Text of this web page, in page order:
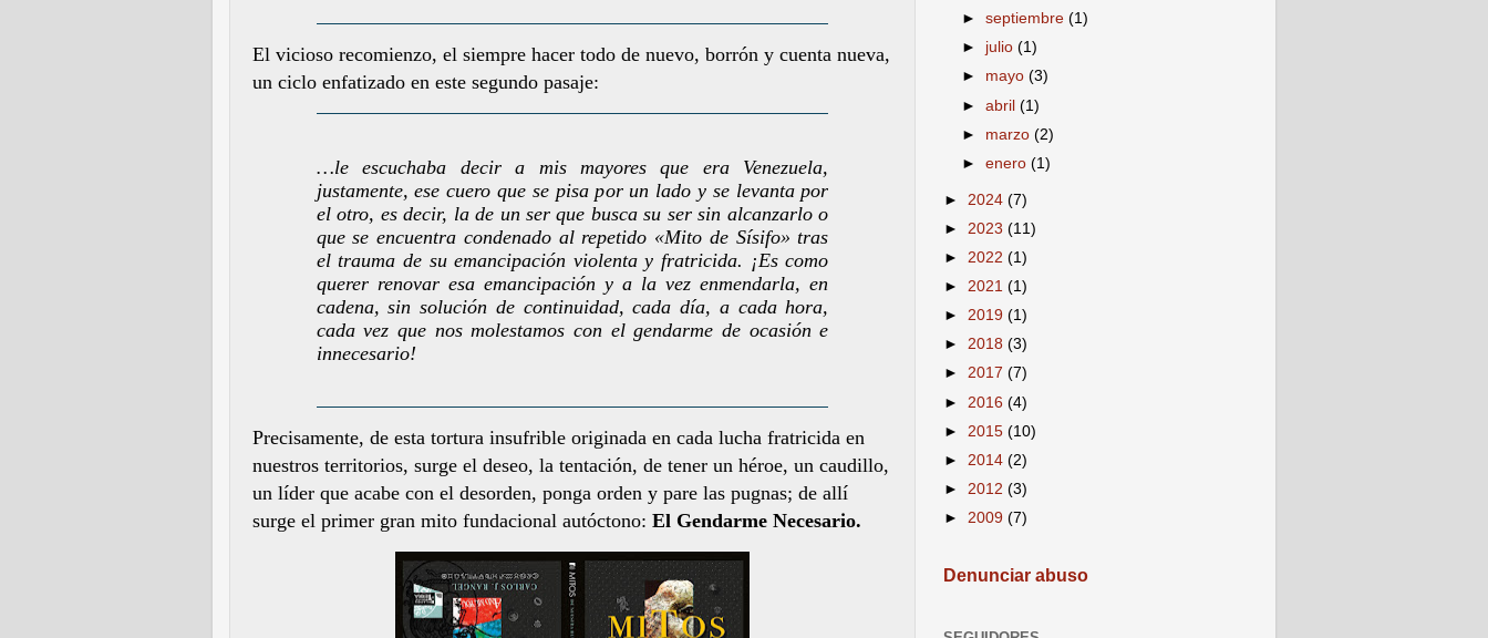
El vicioso recomienzo, el siempre hacer todo de nuevo, borrón y cuenta nueva,
un ciclo enfatizado en este segundo pasaje:
…le escuchaba decir a mis mayores que era Venezuela,
justamente, ese cuero que se pisa por un lado y se levanta por
el otro, es decir, la de un ser que busca su ser sin alcanzarlo o
que se encuentra condenado al repetido «Mito de Sísifo» tras
el trauma de su emancipación violenta y fratricida. ¡Es como
querer renovar esa emancipación y a la vez enmendarla, en
cadena, sin solución de continuidad, cada día, a cada hora,
cada vez que nos molestamos con el gendarme de ocasión e
innecesario!
Precisamente, de esta tortura insufrible originada en cada lucha fratricida en
nuestros territorios, surge el deseo, la tentación, de tener un héroe, un caudillo,
un líder que acabe con el desorden, ponga orden y pare las pugnas; de allí
surge el primer gran mito fundacional autóctono: El Gendarme Necesario.
►septiembre(1)
► julio(1)
► mayo(3)
►abril(1)
► marzo(2)
►enero(1)
► 2024 (7)
► 2023 (11)
► 2022 (1)
► 2021 (1)
► 2019 (1)
► 2018 (3)
► 2017 (7)
► 2016 (4)
► 2015 (10)
► 2014 (2)
► 2012 (3)
► 2009 (7)
Denunciar abuso